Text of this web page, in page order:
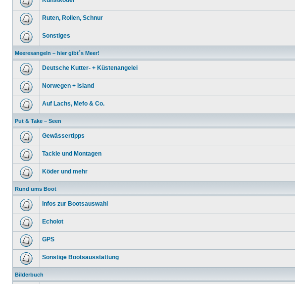
Ruten, Rollen, Schnur
Sonstiges
Meeresangeln – hier gibt´s Meer!
Deutsche Kutter- + Küstenangelei
Norwegen + Island
Auf Lachs, Mefo & Co.
Put & Take – Seen
Gewässertipps
Tackle und Montagen
Köder und mehr
Rund ums Boot
Infos zur Bootsauswahl
Echolot
GPS
Sonstige Bootsausstattung
Bilderbuch